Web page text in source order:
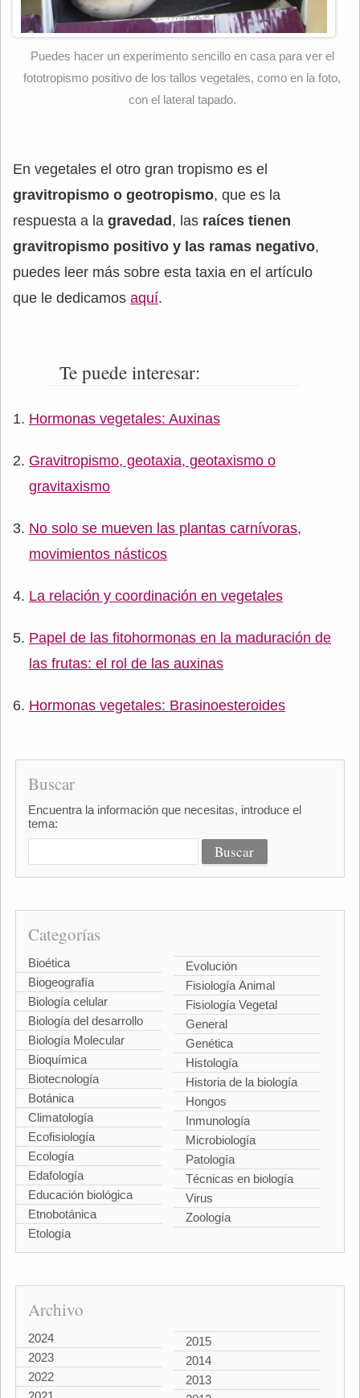
Puedes hacer un experimento sencillo en casa para ver el
fototropismo positivo de los tallos vegetales, como en la foto,
con el lateral tapado.
En vegetales el otro gran tropismo es el
gravitropismo o geotropismo, que es la
respuesta a la gravedad, las raíces tienen
gravitropismo positivo y las ramas negativo,
puedes leer más sobre esta taxia en el artículo
que le dedicamos aquí.
Te puede interesar:
Hormonas vegetales: Auxinas
Gravitropismo, geotaxia, geotaxismo o
gravitaxismo
No solo se mueven las plantas carnívoras,
movimientos násticos
La relación y coordinación en vegetales
Papel de las fitohormonas en la maduración de
las frutas: el rol de las auxinas
Hormonas vegetales: Brasinoesteroides
Buscar
Encuentra la información que necesitas, introduce el
tema:
Categorías
Bioética
Biogeografía
Biología celular
Biología del desarrollo
Biología Molecular
Bioquímica
Biotecnología
Botánica
Climatología
Ecofisiología
Ecología
Edafología
Educación biológica
Etnobotánica
Etología
Evolución
Fisiología Animal
Fisiología Vegetal
General
Genética
Histología
Historia de la biología
Hongos
Inmunología
Microbiología
Patología
Técnicas en biología
Virus
Zoología
Archivo
2024
2023
2022
2015
2014
2013